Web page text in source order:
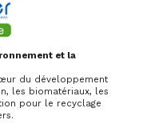
et la
du développement
les biomatériaux, les
pour le recyclage